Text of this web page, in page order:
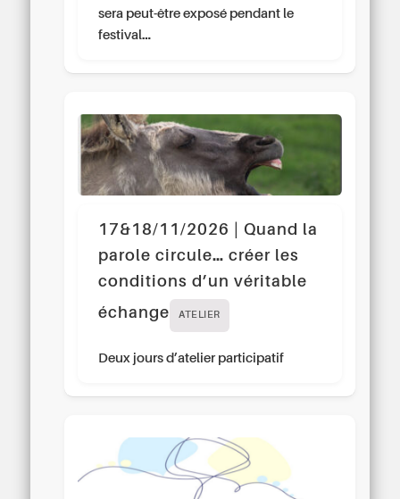
sera peut-être exposé pendant le
festival…
17&18/11/2026 | Quand la
parole circule… créer les
conditions d’un véritable
échange
ATELIER
Deux jours d’atelier participatif